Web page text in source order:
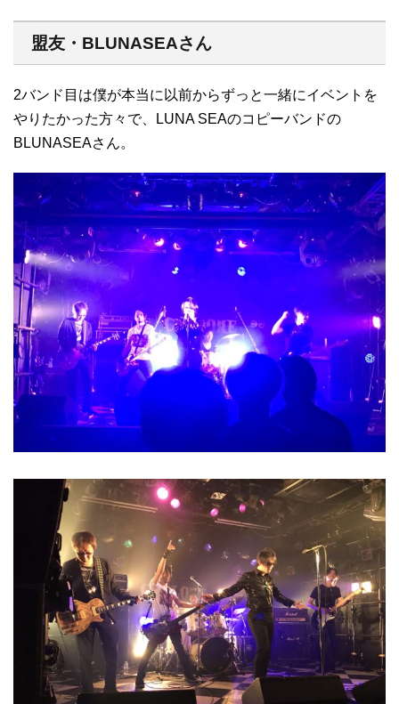
盟友・BLUNASEAさん
2バンド目は僕が本当に以前からずっと一緒にイベントを
やりたかった方々で、LUNA SEAのコピーバンドの
BLUNASEAさん。